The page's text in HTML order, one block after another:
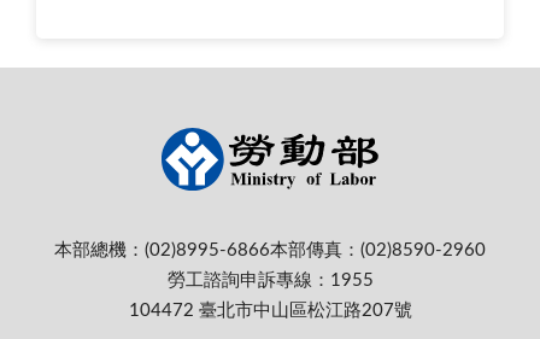
本部總機：(02)8995-6866本部傳真：(02)8590-2960
勞工諮詢申訴專線：1955
104472 臺北市中山區松江路207號